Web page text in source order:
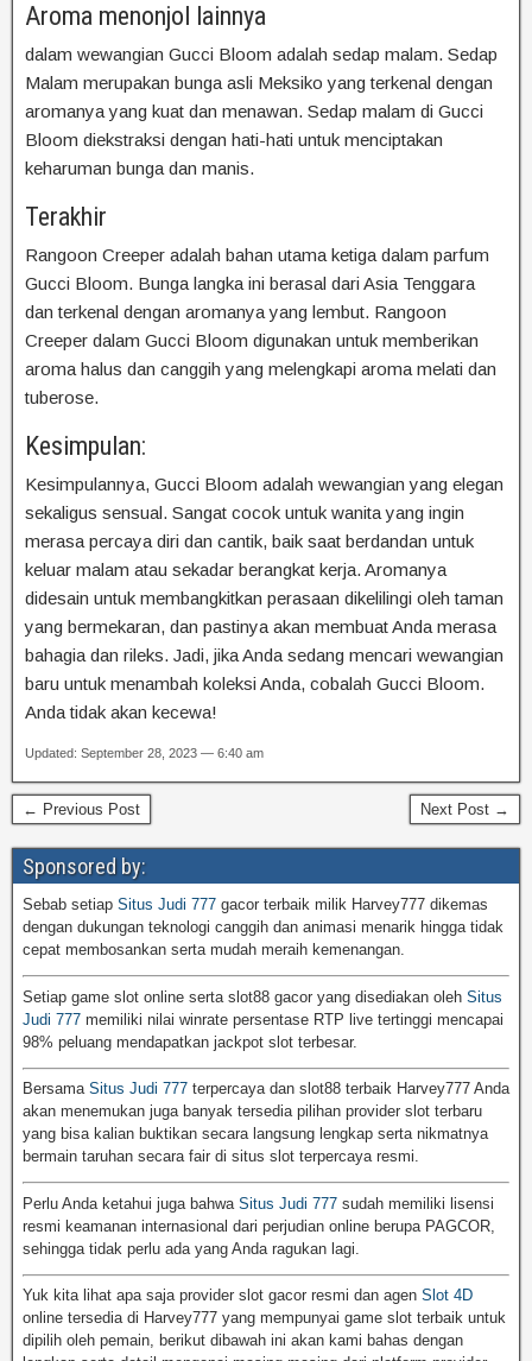
Aroma menonjol lainnya
dalam wewangian Gucci Bloom adalah sedap malam. Sedap
Malam merupakan bunga asli Meksiko yang terkenal dengan
aromanya yang kuat dan menawan. Sedap malam di Gucci
Bloom diekstraksi dengan hati-hati untuk menciptakan
keharuman bunga dan manis.
Terakhir
Rangoon Creeper adalah bahan utama ketiga dalam parfum
Gucci Bloom. Bunga langka ini berasal dari Asia Tenggara
dan terkenal dengan aromanya yang lembut. Rangoon
Creeper dalam Gucci Bloom digunakan untuk memberikan
aroma halus dan canggih yang melengkapi aroma melati dan
tuberose.
Kesimpulan:
Kesimpulannya, Gucci Bloom adalah wewangian yang elegan
sekaligus sensual. Sangat cocok untuk wanita yang ingin
merasa percaya diri dan cantik, baik saat berdandan untuk
keluar malam atau sekadar berangkat kerja. Aromanya
didesain untuk membangkitkan perasaan dikelilingi oleh taman
yang bermekaran, dan pastinya akan membuat Anda merasa
bahagia dan rileks. Jadi, jika Anda sedang mencari wewangian
baru untuk menambah koleksi Anda, cobalah Gucci Bloom.
Anda tidak akan kecewa!
Updated: September 28, 2023 — 6:40 am
← Previous Post Next Post →
Sponsored by:
Sebab setiap Situs Judi 777 gacor terbaik milik Harvey777 dikemas
dengan dukungan teknologi canggih dan animasi menarik hingga tidak
cepat membosankan serta mudah meraih kemenangan.
Setiap game slot online serta slot88 gacor yang disediakan oleh Situs
Judi 777 memiliki nilai winrate persentase RTP live tertinggi mencapai
98% peluang mendapatkan jackpot slot terbesar.
Bersama Situs Judi 777 terpercaya dan slot88 terbaik Harvey777 Anda
akan menemukan juga banyak tersedia pilihan provider slot terbaru
yang bisa kalian buktikan secara langsung lengkap serta nikmatnya
bermain taruhan secara fair di situs slot terpercaya resmi.
Perlu Anda ketahui juga bahwa Situs Judi 777 sudah memiliki lisensi
resmi keamanan internasional dari perjudian online berupa PAGCOR,
sehingga tidak perlu ada yang Anda ragukan lagi.
Yuk kita lihat apa saja provider slot gacor resmi dan agen Slot 4D
online tersedia di Harvey777 yang mempunyai game slot terbaik untuk
dipilih oleh pemain, berikut dibawah ini akan kami bahas dengan